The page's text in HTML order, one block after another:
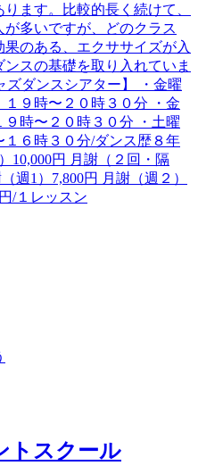
ます。比較的長く続けて、
多いですが、どのクラス
のある、エクササイズが入
スの基礎を取り入れていま
ズダンスシアター】 ・金曜
９時〜２０時３０分 ・金
時〜２０時３０分 ・土曜
６時３０分/ダンス歴８年
10,000円 月謝（２回・隔
週1）7,800円 月謝（週２）
/１レッスン
トスクール